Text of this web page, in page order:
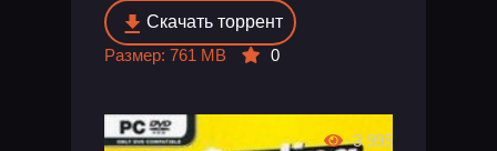
Скачать торрент
Размер: 761 MB
0
3 995